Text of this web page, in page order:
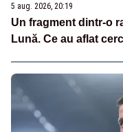
5 aug. 2026, 20:19
Un fragment dintr-o
Lună. Ce au aflat